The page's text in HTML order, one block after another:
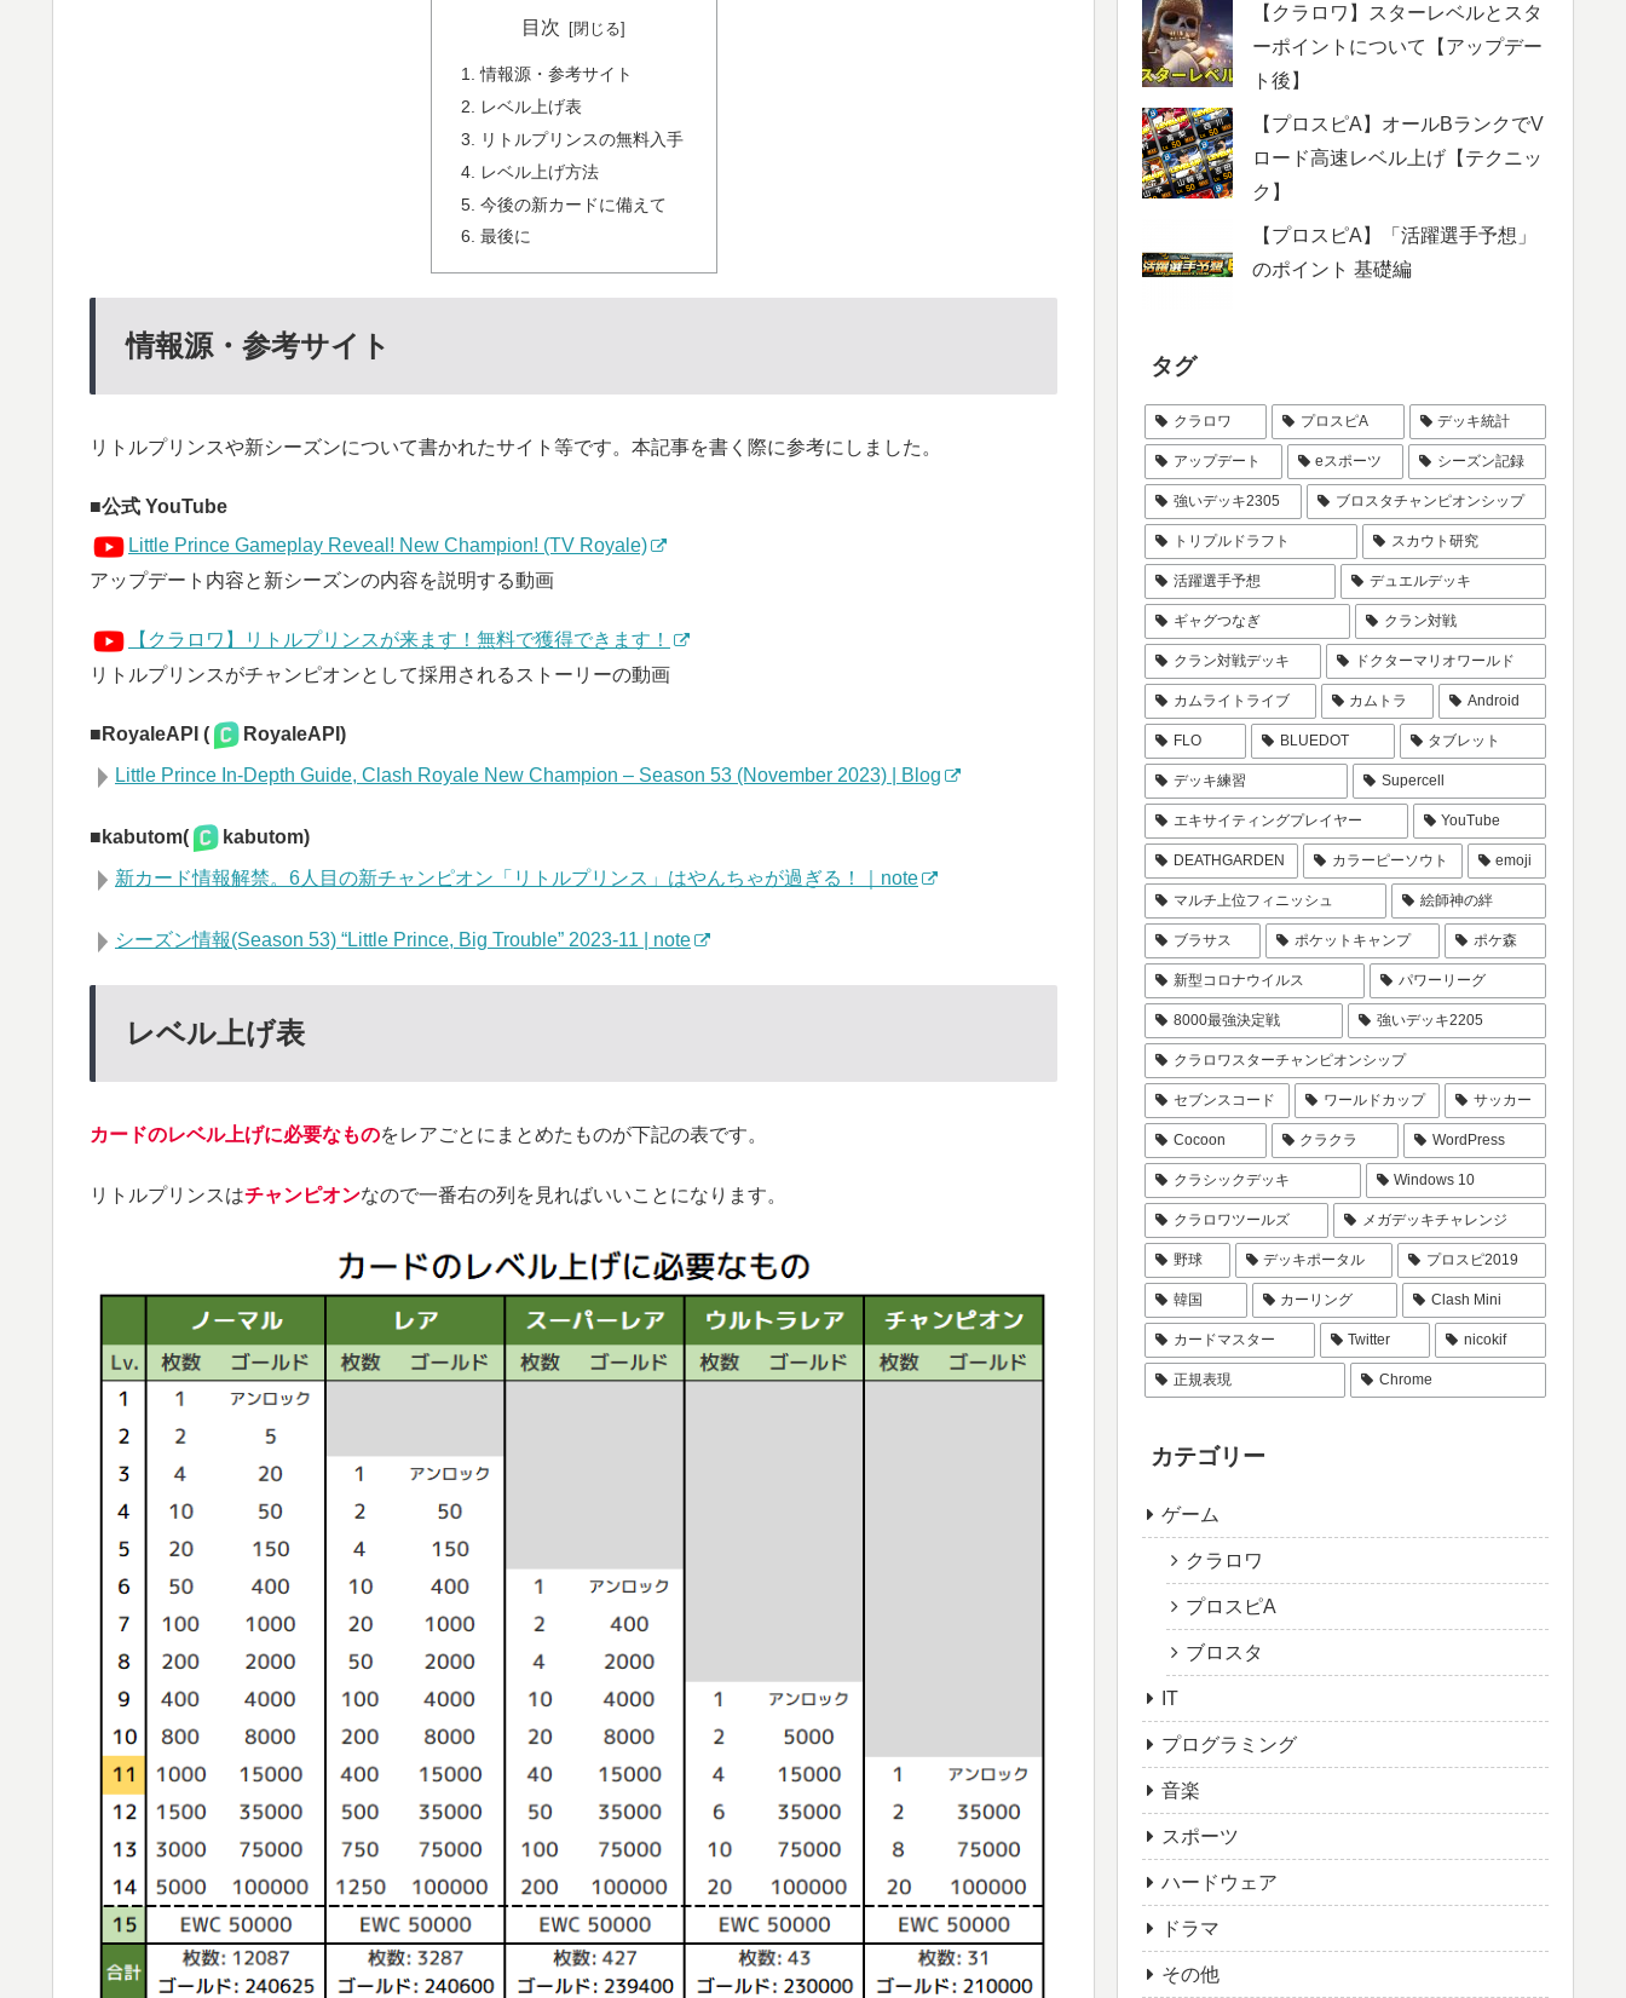
目次
情報源・参考サイト
レベル上げ表
リトルプリンスの無料入手
レベル上げ方法
今後の新カードに備えて
最後に
情報源・参考サイト
リトルプリンスや新シーズンについて書かれたサイト等です。本記事を書く際に参考にしました。
公式 YouTube
Little Prince Gameplay Reveal! New Champion! (TV Royale)
アップデート内容と新シーズンの内容を説明する動画
【クラロワ】リトルプリンスが来ます！無料で獲得できます！
リトルプリンスがチャンピオンとして採用されるストーリーの動画
RoyaleAPI (
RoyaleAPI)
Little Prince In-Depth Guide, Clash Royale New Champion – Season 53 (November 2023) | Blog
kabutom(
kabutom)
新カード情報解禁。6人目の新チャンピオン「リトルプリンス」はやんちゃが過ぎる！｜note
シーズン情報(Season 53) “Little Prince, Big Trouble” 2023-11 | note
レベル上げ表
カードのレベル上げに必要なものをレアごとにまとめたものが下記の表です。
リトルプリンスはチャンピオンなので一番右の列を見ればいいことになります。
【クラロワ】スターレベルとスタ
ーポイントについて【アップデー
ト後】
【プロスピA】オールBランクでV
ロード高速レベル上げ【テクニッ
ク】
【プロスピA】「活躍選手予想」
のポイント 基礎編
タグ
クラロワ プロスピA デッキ統計
アップデート eスポーツ シーズン記録
強いデッキ2305 ブロスタチャンピオンシップ
トリプルドラフト スカウト研究
活躍選手予想 デュエルデッキ
ギャグつなぎ クラン対戦
クラン対戦デッキ ドクターマリオワールド
カムライトライブ カムトラ Android
FLO BLUEDOT タブレット
デッキ練習 Supercell
エキサイティングプレイヤー YouTube
DEATHGARDEN カラーピーソウト emoji
マルチ上位フィニッシュ 絵師神の絆
ブラサス ポケットキャンプ ポケ森
新型コロナウイルス パワーリーグ
8000最強決定戦 強いデッキ2205
クラロワスターチャンピオンシップ
セブンスコード ワールドカップ サッカー
Cocoon クラクラ WordPress
クラシックデッキ Windows 10
クラロワツールズ メガデッキチャレンジ
野球 デッキポータル プロスピ2019
韓国 カーリング Clash Mini
カードマスター Twitter nicokif
正規表現 Chrome
カテゴリー
ゲーム
クラロワ
プロスピA
ブロスタ
IT
プログラミング
音楽
スポーツ
ハードウェア
ドラマ
その他